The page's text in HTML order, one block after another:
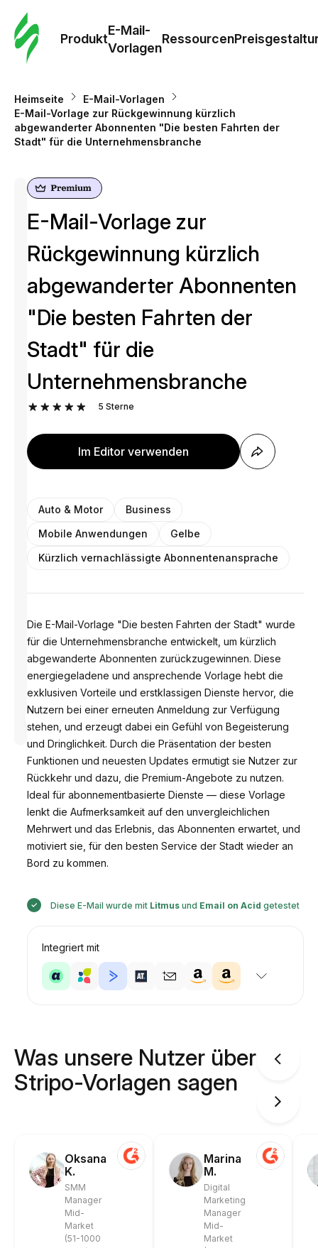
Produkt
E-Mail-
Vorlagen
Ressourcen
Heimseite
E-Mail-Vorlagen
E-Mail-Vorlage zur Rückgewinnung kürzlich
abgewanderter Abonnenten "Die besten Fahrten der
Stadt" für die Unternehmensbranche
Entworfen
von
Anastasiia
E-Mail-Vorlage zur
Rückgewinnung kürzlich
abgewanderter Abonnenten
"Die besten Fahrten der
Stadt" für die
Unternehmensbranche
5 Sterne
Im Editor verwenden
Auto & Motor
Business
Mobile Anwendungen
Gelbe
Kürzlich vernachlässigte Abonnentenansprache
Die E-Mail-Vorlage "Die besten Fahrten der Stadt" wurde
für die Unternehmensbranche entwickelt, um kürzlich
abgewanderte Abonnenten zurückzugewinnen. Diese
energiegeladene und ansprechende Vorlage hebt die
exklusiven Vorteile und erstklassigen Dienste hervor, die
Nutzern bei einer erneuten Anmeldung zur Verfügung
stehen, und erzeugt dabei ein Gefühl von Begeisterung
und Dringlichkeit. Durch die Präsentation der besten
Funktionen und neuesten Updates ermutigt sie Nutzer zur
Rückkehr und dazu, die Premium-Angebote zu nutzen.
Ideal für abonnementbasierte Dienste — diese Vorlage
lenkt die Aufmerksamkeit auf den unvergleichlichen
Mehrwert und das Erlebnis, das Abonnenten erwartet, und
motiviert sie, für den besten Service der Stadt wieder an
Bord zu kommen.
Diese E-Mail wurde mit Litmusund Email on Acid getestet
Integriert mit
Was unsere Nutzer über
Stripo-Vorlagen sagen
Oksana
K.
SMM
Manager
Mid-
Market
(51-1000
Marina
M.
Digital
Marketing
Manager
Mid-
Market